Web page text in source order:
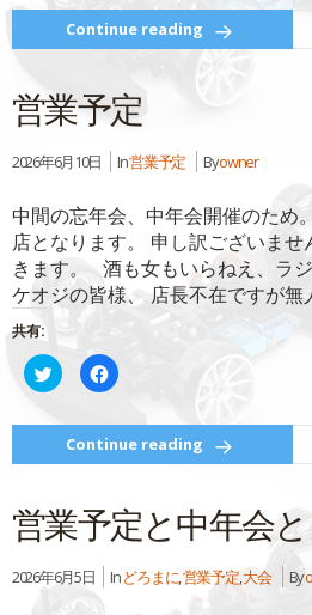
し
て
Twitter
で
(新
し
い
ィ
ン
で
開
き
ま
す)
す
る
に
は
ッ
ク
し
く
だ
(新
し
い
ウ
ィ
ン
ド
で
き
ま
す)
Continue reading
営業予定
2026年6月10日 In営業予定 Byowner
中間の忘年会、中年会開催のため
店となります。 申し訳ございま
きます。 酒も女もいらねえ、ラ
ケオジの皆様、 店長不在ですが
共有:
ク
リ
し
て
Twitter
で
(新
し
い
ィ
ン
Facebook
で
す
る
に
は
ッ
ク
し
く
だ
Continue reading
営業予定と中年会
2026年6月5日 Inどろまに,営業予定,大会 By